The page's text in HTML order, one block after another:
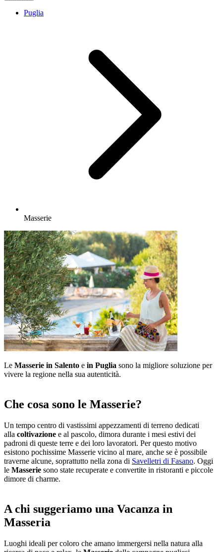
Puglia
Masserie
Le Masserie in Salento e in Puglia sono la migliore soluzione per
vivere la regione nella sua autenticità.
Che cosa sono le Masserie?
Un tempo centro di vastissimi appezzamenti di terreno dedicati
alla coltivazione e al pascolo, dimora durante i mesi estivi dei
padroni di queste terre e dei loro lavoratori. Per questo motivo
esistono pochissime Masserie vicino al mare, anche se è possibile
traverne alcune, soprattutto nella zona di Savelletri di Fasano. Oggi
le Masserie sono state recuperate e convertite in ristoranti e piccole
dimore di charme.
A chi suggeriamo una Vacanza in
Masseria
Luoghi ideali per coloro che amano immergersi nella natura alla